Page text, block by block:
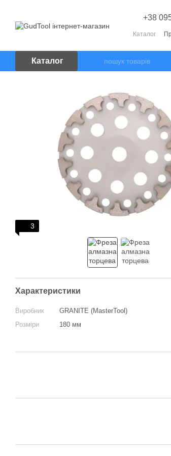
+38
Каталог
Каталог
3
Характеристики
Виробник
GRANITE (MasterTool)
Розміри
180 мм